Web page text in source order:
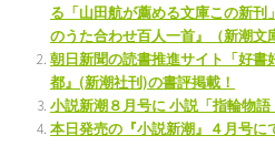
る「山田航が薦める文庫この新
のうた合わせ百人一首』（新潮文
朝日新聞の読書推進サイト「好書
都』(新潮社刊)の書評掲載！
小説新潮８月号に 小説「指輪物
本日発売の『小説新潮』４月号に